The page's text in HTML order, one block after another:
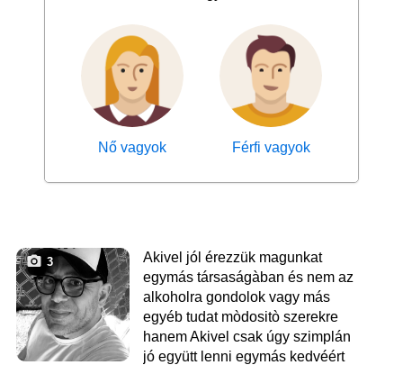
Nő vagyok Férfi vagyok
3
Akivel jól érezzük magunkat
egymás társaságàban és nem az
alkoholra gondolok vagy más
egyéb tudat mòdositò szerekre
hanem Akivel csak úgy szimplán
jó együtt lenni egymás kedvéért